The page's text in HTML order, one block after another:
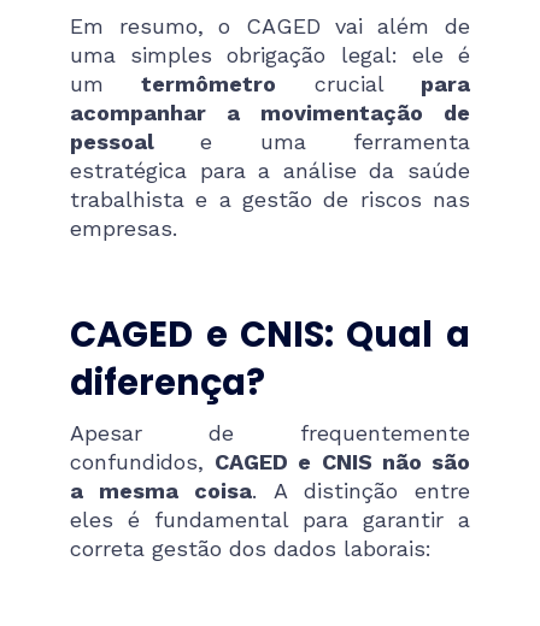
Em resumo, o CAGED vai além de
uma simples obrigação legal: ele é
umtermômetro crucial para
acompanhar a movimentação de
pessoale uma ferramenta
estratégica para a análise da saúde
trabalhista e a gestão de riscos nas
empresas.
CAGED e CNIS: Qual a
diferença?
Apesar de frequentemente
confundidos, CAGED e CNIS não são
a mesma coisa. A distinção entre
eles é fundamental para garantir a
correta gestão dos dados laborais: